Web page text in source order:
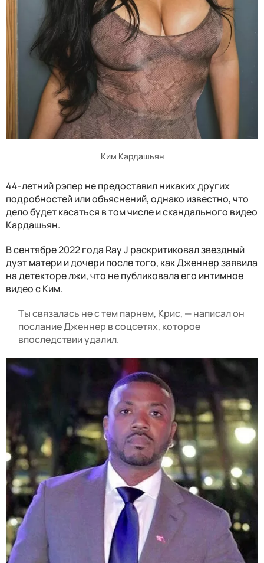
Ким Кардашьян
44-летний рэпер не предоставил никаких других
подробностей или объяснений, однако известно, что
дело будет касаться в том числе и скандального видео
Кардашьян.
В сентябре 2022 года Ray J раскритиковал звездный
дуэт матери и дочери после того, как Дженнер заявила
на детекторе лжи, что не публиковала его интимное
видео с Ким.
Ты связалась не с тем парнем, Крис, — написал он
послание Дженнер в соцсетях, которое
впоследствии удалил.